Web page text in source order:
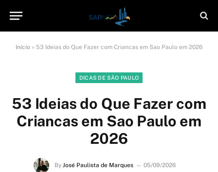
Início » 53 Ideias do Que Fazer com Criancas em Sao Paulo em 2026
DICAS DE SÃO PAULO
53 Ideias do Que Fazer com
Criancas em Sao Paulo em
2026
By José Paulista de Marques
05/09/2026